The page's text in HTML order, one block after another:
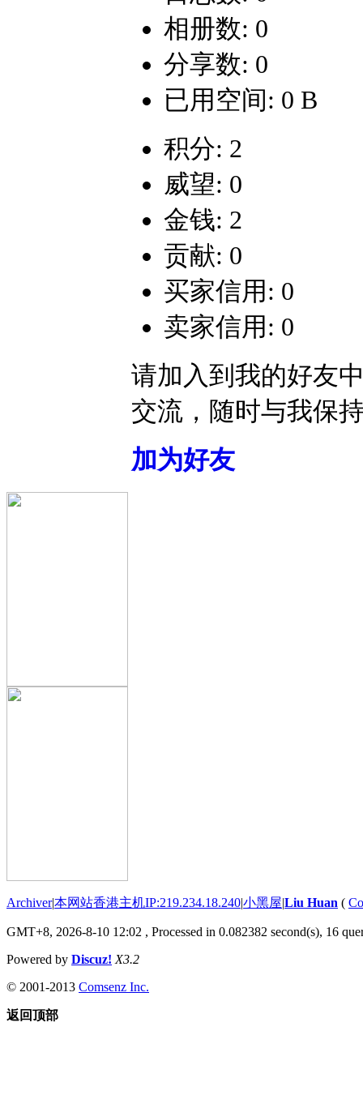
相册数: 0
分享数: 0
已用空间: 0 B
积分: 2
威望: 0
金钱: 2
贡献: 0
买家信用: 0
卖家信用: 0
请加入到我的好友
交流，随时与我保
加为好友
Archiver|本网站香港主机IP:219.234.18.240|小黑屋|Liu Huan (
GMT+8, 2026-8-10 12:02 , Processed in 0.082382 second(s), 16
Powered by Discuz! X3.2
© 2001-2013 Comsenz Inc.
返回顶部